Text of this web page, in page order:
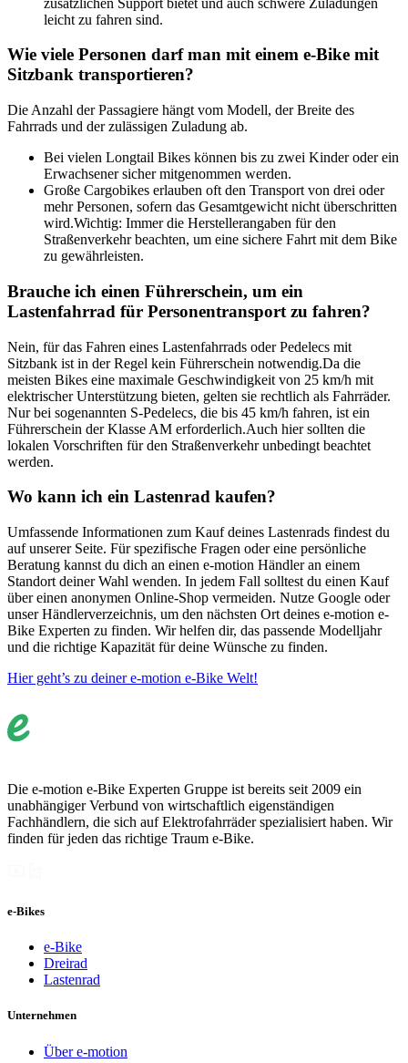
leicht zu fahren sind.
Wie viele Personen darf man mit einem e-Bike mit
Sitzbank transportieren?
Die Anzahl der Passagiere hängt vom Modell, der Breite des
Fahrrads und der zulässigen Zuladung ab.
Bei vielen Longtail Bikes können bis zu zwei Kinder oder ein
Erwachsener sicher mitgenommen werden.
Große Cargobikes erlauben oft den Transport von drei oder
mehr Personen, sofern das Gesamtgewicht nicht überschritten
wird.Wichtig: Immer die Herstellerangaben für den
Straßenverkehr beachten, um eine sichere Fahrt mit dem Bike
zu gewährleisten.
Brauche ich einen Führerschein, um ein
Lastenfahrrad für Personentransport zu fahren?
Nein, für das Fahren eines Lastenfahrrads oder Pedelecs mit
Sitzbank ist in der Regel kein Führerschein notwendig.Da die
meisten Bikes eine maximale Geschwindigkeit von 25 km/h mit
elektrischer Unterstützung bieten, gelten sie rechtlich als Fahrräder.
Nur bei sogenannten S-Pedelecs, die bis 45 km/h fahren, ist ein
Führerschein der Klasse AM erforderlich.Auch hier sollten die
lokalen Vorschriften für den Straßenverkehr unbedingt beachtet
werden.
Wo kann ich ein Lastenrad kaufen?
Umfassende Informationen zum Kauf deines Lastenrads findest du
auf unserer Seite. Für spezifische Fragen oder eine persönliche
Beratung kannst du dich an einen e-motion Händler an einem
Standort deiner Wahl wenden. In jedem Fall solltest du einen Kauf
über einen anonymen Online-Shop vermeiden. Nutze Google oder
unser Händlerverzeichnis, um den nächsten Ort deines e-motion e-
Bike Experten zu finden. Wir helfen dir, das passende Modelljahr
und die richtige Kapazität für deine Wünsche zu finden.
Hier geht’s zu deiner e-motion e-Bike Welt!
Die e-motion e-Bike Experten Gruppe ist bereits seit 2009 ein
unabhängiger Verbund von wirtschaftlich eigenständigen
Fachhändlern, die sich auf Elektrofahrräder spezialisiert haben. Wir
finden für jeden das richtige Traum e-Bike.
e-Bikes
e-Bike
Dreirad
Lastenrad
Unternehmen
Über e-motion